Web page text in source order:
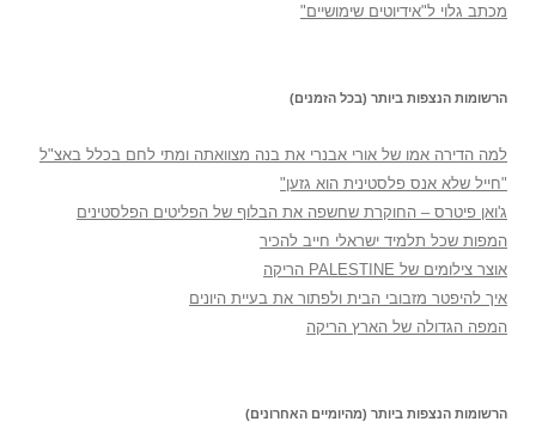
מכתב גלוי ל"אידיוטים שימושיים"
הרשומות הנצפות ביותר (בכל הזמנים)
למה הדירה אמו של אורי אבנרי את בנה מצוואתה ומתי לחם בכלל באצ"ל
"חייל שלא אנס פלסטינית הוא גזען"
ג'ואן פיטרס – החוקרת שחשפה את הבלוף של הפליטים הפלסטינים
המפות שכל תלמיד ישראלי חייב להכיר
אוצר צילומים של PALESTINE הריקה
איך להיפטר מזבובי הבית ולפתור את בעיית היונים
המפה הגדולה של הארץ הריקה
הרשומות הנצפות ביותר (מהיומיים האחרונים)